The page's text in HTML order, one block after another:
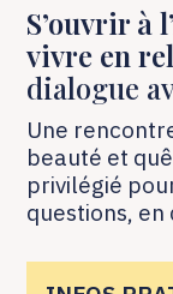
S’ouvrir à
vivre en
dialogue
Une
beauté et
privilégié
questions, en